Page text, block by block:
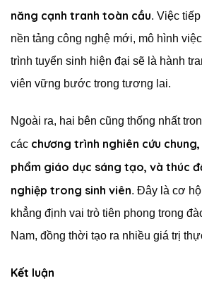
năng cạnh tranh toàn cầu. Việc
nền tảng công nghệ mới, mô hình
trình tuyển sinh hiện đại sẽ là hành
viên vững bước trong tương lai.
Ngoài ra, hai bên cũng thống nhất
các chương trình nghiên cứu
phẩm giáo dục sáng tạo, và thúc
nghiệp trong sinh viên. Đây là cơ
khẳng định vai trò tiên phong trong
Nam, đồng thời tạo ra nhiều giá trị
Kết luận